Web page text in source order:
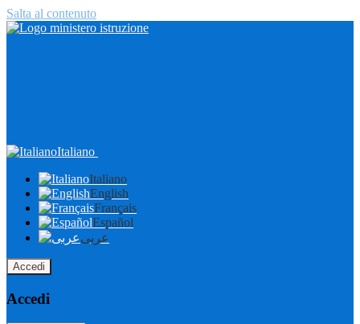
Salta al contenuto
Italiano
Italiano
English
Français
Español
عربى
Accedi
Accedi